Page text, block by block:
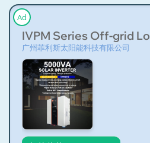
Ad
IVPM Series Off-grid
广州菲利斯太阳能科技有限公司